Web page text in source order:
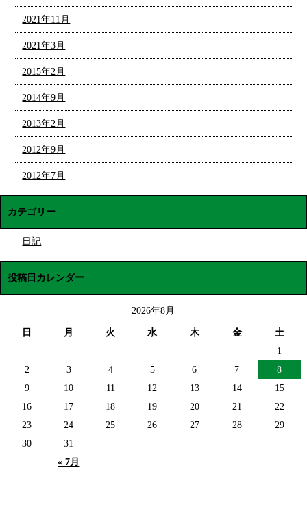
2021年11月
2021年3月
2015年2月
2014年9月
2013年2月
2012年9月
2012年7月
カテゴリー
日記
投稿日カレンダー
2026年8月
日 月 火 水 木 金 土
« 7月
1
2
3 4 5 6 7
8
9
10 11 12 13 14
15
16
17 18 19 20 21
22
23
24 25 26 27 28
29
30
31